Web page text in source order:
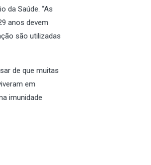
da Saúde. “As
anos devem
são utilizadas
de que muitas
em
imunidade